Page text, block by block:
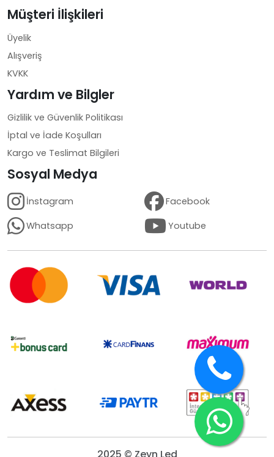
Müşteri İlişkileri
Üyelik
Alışveriş
KVKK
Yardım ve Bilgler
Gizlilik ve Güvenlik Politikası
İptal ve İade Koşulları
Kargo ve Teslimat Bilgileri
Sosyal Medya
İnstagram
Facebook
Whatsapp
Youtube